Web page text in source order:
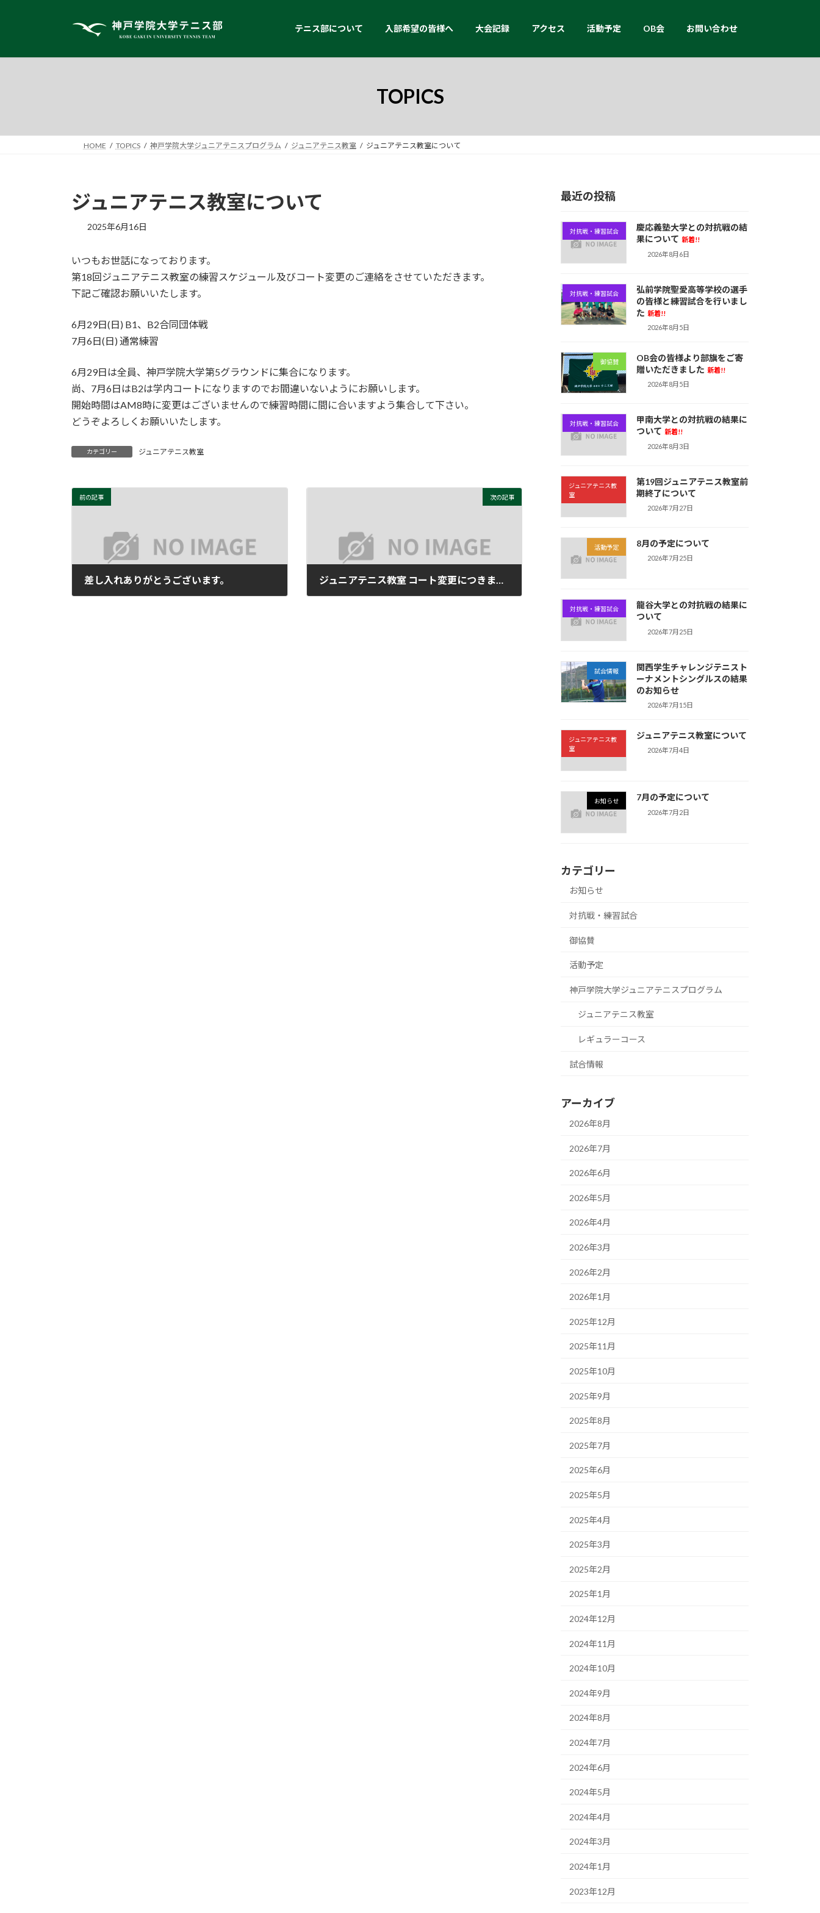
プ
動
テニス部について 入部希望の皆様へ 大会記録 アクセス 活動予定 OB会 お問い合わせ
TOPICS
HOME TOPICS 神戸学院大学ジュニアテニスプログラム ジュニアテニス教室 ジュニアテニス教室について
ジュニアテニス教室について
2025年6月16日
いつもお世話になっております。
第18回ジュニアテニス教室の練習スケジュール及びコート変更のご連絡をさせていただきます。
下記ご確認お願いいたします。
6月29日(日) B1、B2合同団体戦
7月6日(日) 通常練習
6月29日は全員、神戸学院大学第5グラウンドに集合になります。
尚、7月6日はB2は学内コートになりますのでお間違いないようにお願いします。
開始時間はAM8時に変更はございませんので練習時間に間に合いますよう集合して下さい。
どうぞよろしくお願いいたします。
カテゴリー ジュニアテニス教室
前の記事
差し入れありがとうございます。
次の記事
最近の投稿
対抗戦・練習試合
慶応義塾大学との対抗戦の結
果について 新着!!
2026年8月6日
対抗戦・練習試合
弘前学院聖愛高等学校の選手
の皆様と練習試合を行いまし
た 新着!!
2026年8月5日
御協賛
OB会の皆様より部旗をご寄
贈いただきました 新着!!
2026年8月5日
対抗戦・練習試合
甲南大学との対抗戦の結果に
ついて 新着!!
2026年8月3日
ジュニアテニス教
室
第19回ジュニアテニス教室前
期終了について
2026年7月27日
活動予定 8月の予定について
2026年7月25日
対抗戦・練習試合
龍谷大学との対抗戦の結果に
ついて
2026年7月25日
試合情報
関西学生チャレンジテニスト
ーナメントシングルスの結果
のお知らせ
2026年7月15日
ジュニアテニス教
室
ジュニアテニス教室について
2026年7月4日
お知らせ 7月の予定について
2026年7月2日
カテゴリー
お知らせ
対抗戦・練習試合
御協賛
活動予定
神戸学院大学ジュニアテニスプログラム
ジュニアテニス教室
レギュラーコース
試合情報
アーカイブ
2026年8月
2026年7月
2026年6月
2026年5月
2026年4月
2026年3月
2026年2月
2026年1月
2025年12月
2025年11月
2025年10月
2025年9月
2025年8月
2025年7月
2025年6月
2025年5月
2025年4月
2025年3月
2025年2月
2025年1月
2024年12月
2024年11月
2024年10月
2024年9月
2024年8月
2024年7月
2024年6月
2024年5月
2024年4月
2024年3月
2024年1月
2023年12月